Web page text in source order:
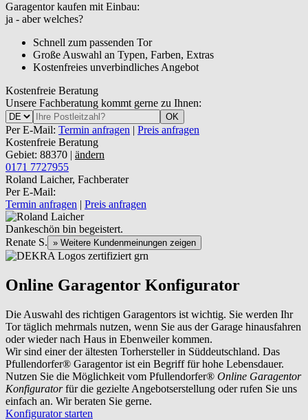
Garagentor kaufen mit Einbau:
ja - aber welches?
Schnell zum passenden Tor
Große Auswahl an Typen, Farben, Extras
Kostenfreies unverbindliches Angebot
Kostenfreie Beratung
Unsere Fachberatung kommt gerne zu Ihnen:
OK
Per E-Mail: Termin anfragen | Preis anfragen
Kostenfreie Beratung
Gebiet: 88370 | ändern
0171 7727955
Roland Laicher, Fachberater
Per E-Mail:
Termin anfragen | Preis anfragen
Dankeschön bin begeistert.
Renate S. » Weitere Kundenmeinungen zeigen
Online Garagentor Konfigurator
Die Auswahl des richtigen Garagentors ist wichtig. Sie werden Ihr
Tor täglich mehrmals nutzen, wenn Sie aus der Garage hinausfahren
oder wieder nach Haus in Ebenweiler kommen.
Wir sind einer der ältesten Torhersteller in Süddeutschland. Das
Pfullendorfer® Garagentor ist ein Begriff für hohe Lebensdauer.
Nutzen Sie die Möglichkeit vom Pfullendorfer® Online Garagentor
Konfiguratorfür die gezielte Angebotserstellung oder rufen Sie uns
einfach an. Wir beraten Sie gerne.
Konfigurator starten